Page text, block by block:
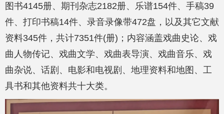
图书4145册、期刊杂志2182册、乐谱154件、手稿39
件、打印书稿14件、录音录像带472盘，以及其它文献
资料345件，共计7351件(册)；内容涵盖戏曲史论、戏
曲人物传记、戏曲文学、戏曲表导演、戏曲音乐、戏
曲杂说、话剧、电影和电视剧、地理资料和地图、工
具书和其他资料共十大类。